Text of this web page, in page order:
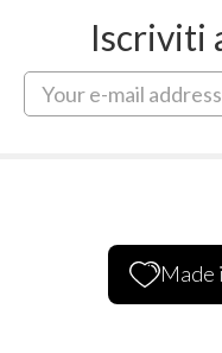
Iscriviti
Made